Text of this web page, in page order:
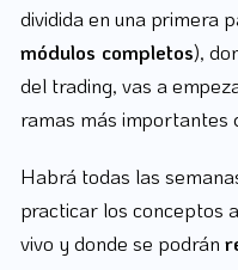
dividida en una primera
módulos completos),
del trading, vas a
ramas más importantes
Habrá todas las
practicar los conceptos
vivo y donde se podrán